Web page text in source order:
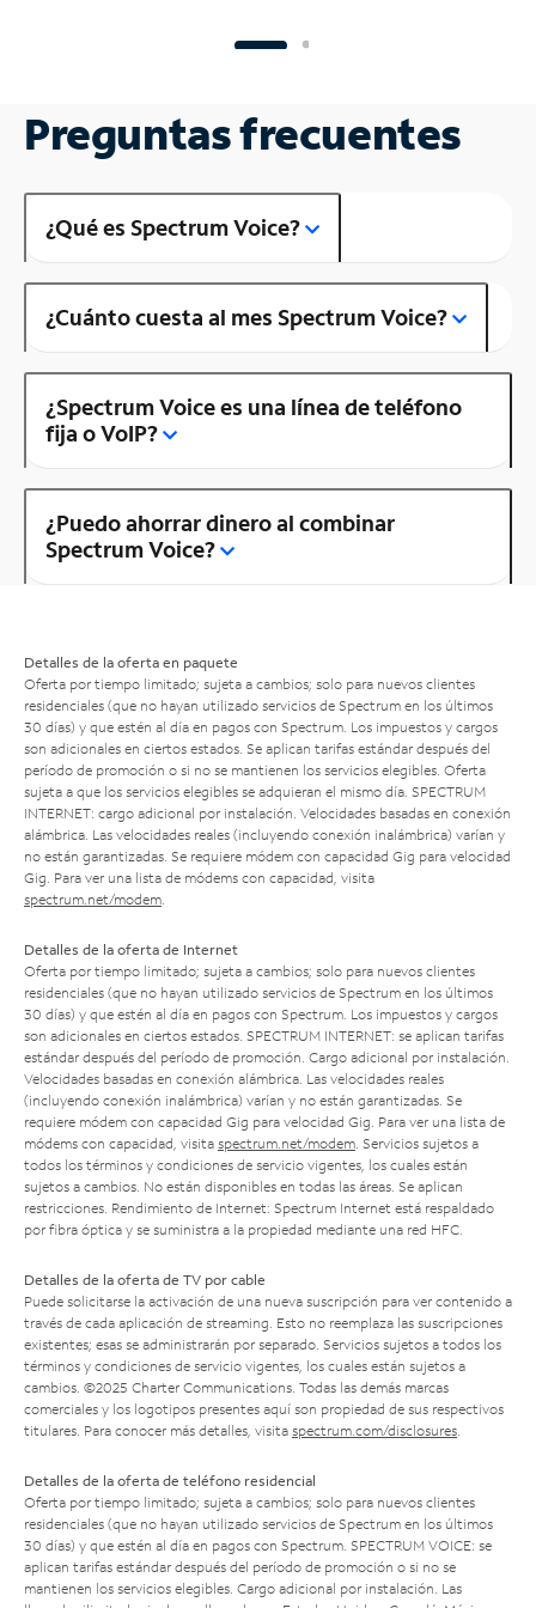
Preguntas frecuentes
¿Qué es Spectrum Voice?
¿Cuánto cuesta al mes Spectrum Voice?
¿Spectrum Voice es una línea de teléfono
fija o VoIP?
¿Puedo ahorrar dinero al combinar
Spectrum Voice?
Detalles de la oferta en paquete
Oferta por tiempo limitado; sujeta a cambios; solo para nuevos clientes
residenciales (que no hayan utilizado servicios de Spectrum en los últimos
30 días) y que estén al día en pagos con Spectrum. Los impuestos y cargos
son adicionales en ciertos estados. Se aplican tarifas estándar después del
período de promoción o si no se mantienen los servicios elegibles. Oferta
sujeta a que los servicios elegibles se adquieran el mismo día. SPECTRUM
INTERNET: cargo adicional por instalación. Velocidades basadas en conexión
alámbrica. Las velocidades reales (incluyendo conexión inalámbrica) varían y
no están garantizadas. Se requiere módem con capacidad Gig para velocidad
Gig. Para ver una lista de módems con capacidad, visita
spectrum.net/modem
Detalles de la oferta de Internet
Oferta por tiempo limitado; sujeta a cambios; solo para nuevos clientes
residenciales (que no hayan utilizado servicios de Spectrum en los últimos
30 días) y que estén al día en pagos con Spectrum. Los impuestos y cargos
son adicionales en ciertos estados. SPECTRUM INTERNET: se aplican tarifas
estándar después del período de promoción. Cargo adicional por instalación.
Velocidades basadas en conexión alámbrica. Las velocidades reales
(incluyendo conexión inalámbrica) varían y no están garantizadas. Se
requiere módem con capacidad Gig para velocidad Gig. Para ver una lista de
módems con capacidad, visita spectrum.net/modem . Servicios sujetos a
todos los términos y condiciones de servicio vigentes, los cuales están
sujetos a cambios. No están disponibles en todas las áreas. Se aplican
restricciones. Rendimiento de Internet: Spectrum Internet está respaldado
por fibra óptica y se suministra a la propiedad mediante una red HFC.
Detalles de la oferta de TV por cable
Puede solicitarse la activación de una nueva suscripción para ver contenido a
través de cada aplicación de streaming. Esto no reemplaza las suscripciones
existentes; esas se administrarán por separado. Servicios sujetos a todos los
términos y condiciones de servicio vigentes, los cuales están sujetos a
cambios. ©2025 Charter Communications. Todas las demás marcas
comerciales y los logotipos presentes aquí son propiedad de sus respectivos
titulares. Para conocer más detalles, visita spectrum.com/disclosures
Detalles de la oferta de teléfono residencial
Oferta por tiempo limitado; sujeta a cambios; solo para nuevos clientes
residenciales (que no hayan utilizado servicios de Spectrum en los últimos
30 días) y que estén al día en pagos con Spectrum. SPECTRUM VOICE: se
aplican tarifas estándar después del período de promoción o si no se
mantienen los servicios elegibles. Cargo adicional por instalación. Las